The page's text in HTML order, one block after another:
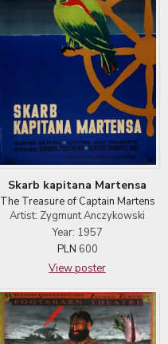
Skarb kapitana Martensa
The Treasure of Captain Martens
Artist: Zygmunt Anczykowski
Year: 1957
PLN 600
View poster